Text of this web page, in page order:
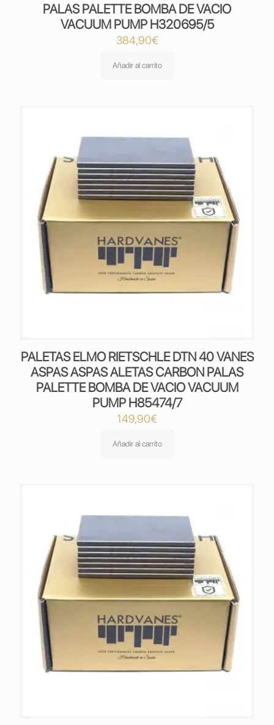
PALAS PALETTE BOMBA DE VACIO
VACUUM PUMP H320695/5
384,90€
Añadir al carrito
PALETAS ELMO RIETSCHLE DTN 40 VANES
ASPAS ASPAS ALETAS CARBON PALAS
PALETTE BOMBA DE VACIO VACUUM
PUMP H85474/7
149,90€
Añadir al carrito